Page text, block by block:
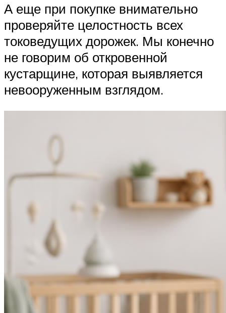
А еще при покупке внимательно
проверяйте целостность всех
токоведущих дорожек. Мы конечно
не говорим об откровенной
кустарщине, которая выявляется
невооруженным взглядом.